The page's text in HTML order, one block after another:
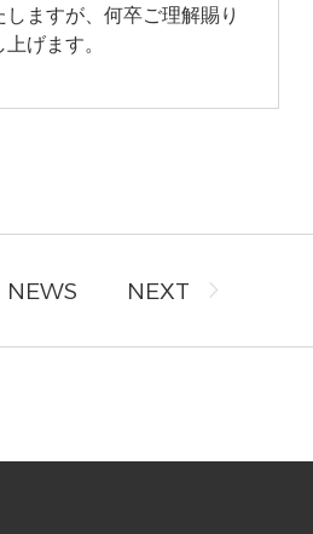
ますが、何卒ご理解賜り
げます。
NEWS NEXT